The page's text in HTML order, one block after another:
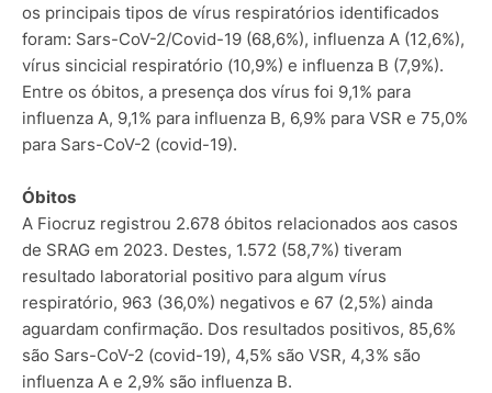
os principais tipos de vírus respiratórios identificados
foram: Sars-CoV-2/Covid-19 (68,6%), influenza A (12,6%),
vírus sincicial respiratório (10,9%) e influenza B (7,9%).
Entre os óbitos, a presença dos vírus foi 9,1% para
influenza A, 9,1% para influenza B, 6,9% para VSR e 75,0%
para Sars-CoV-2 (covid-19).
Óbitos
A Fiocruz registrou 2.678 óbitos relacionados aos casos
de SRAG em 2023. Destes, 1.572 (58,7%) tiveram
resultado laboratorial positivo para algum vírus
respiratório, 963 (36,0%) negativos e 67 (2,5%) ainda
aguardam confirmação. Dos resultados positivos, 85,6%
são Sars-CoV-2 (covid-19), 4,5% são VSR, 4,3% são
influenza A e 2,9% são influenza B.